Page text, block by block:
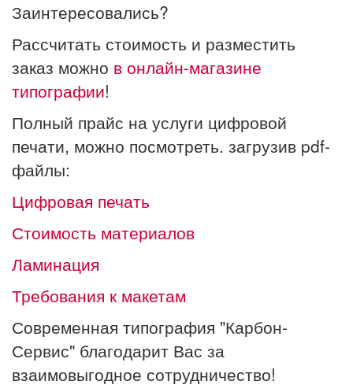
Заинтересовались?
Рассчитать стоимость и разместить
заказ можно в онлайн-магазине
типографии!
Полный прайс на услуги цифровой
печати, можно посмотреть. загрузив pdf-
файлы:
Цифровая печать
Стоимость материалов
Ламинация
Требования к макетам
Современная типография "Карбон-
Сервис" благодарит Вас за
взаимовыгодное сотрудничество!